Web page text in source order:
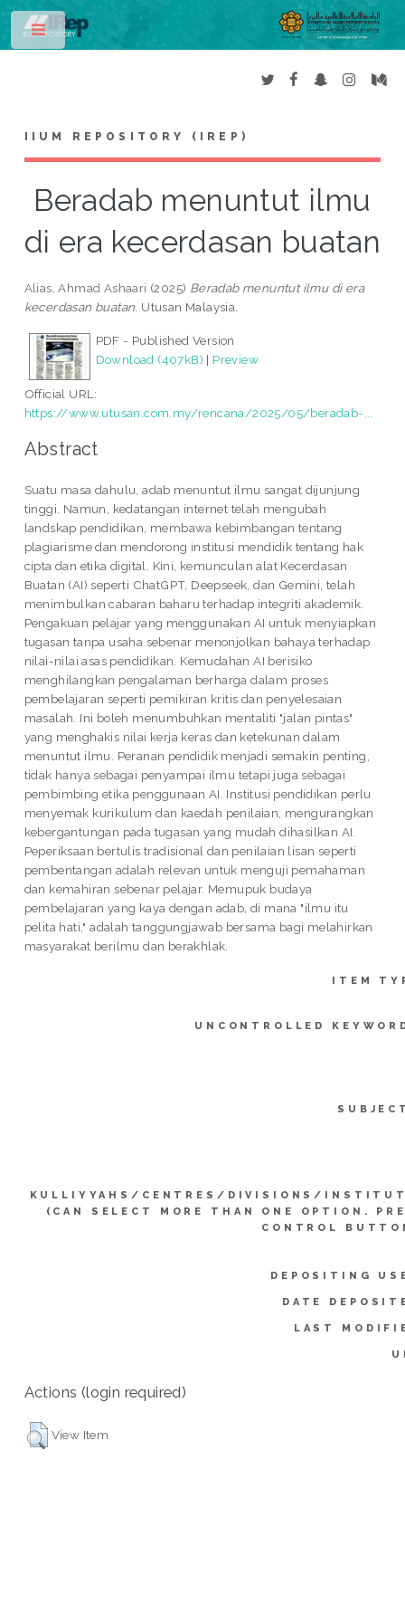
IIUM REPOSITORY (IREP)
Beradab menuntut ilmu
di era kecerdasan buatan
Alias, Ahmad Ashaari (2025) Beradab menuntut ilmu di era
kecerdasan buatan. Utusan Malaysia.
PDF - Published Version
Download (407kB) | Preview
Official URL:
https://www.utusan.com.my/rencana/2025/05/beradab-...
Abstract
Suatu masa dahulu, adab menuntut ilmu sangat dijunjung
tinggi. Namun, kedatangan internet telah mengubah
landskap pendidikan, membawa kebimbangan tentang
plagiarisme dan mendorong institusi mendidik tentang hak
cipta dan etika digital. Kini, kemunculan alat Kecerdasan
Buatan (AI) seperti ChatGPT, Deepseek, dan Gemini, telah
menimbulkan cabaran baharu terhadap integriti akademik.
Pengakuan pelajar yang menggunakan AI untuk menyiapkan
tugasan tanpa usaha sebenar menonjolkan bahaya terhadap
nilai-nilai asas pendidikan. Kemudahan AI berisiko
menghilangkan pengalaman berharga dalam proses
pembelajaran seperti pemikiran kritis dan penyelesaian
masalah. Ini boleh menumbuhkan mentaliti "jalan pintas"
yang menghakis nilai kerja keras dan ketekunan dalam
menuntut ilmu. Peranan pendidik menjadi semakin penting,
tidak hanya sebagai penyampai ilmu tetapi juga sebagai
pembimbing etika penggunaan AI. Institusi pendidikan perlu
menyemak kurikulum dan kaedah penilaian, mengurangkan
kebergantungan pada tugasan yang mudah dihasilkan AI.
Peperiksaan bertulis tradisional dan penilaian lisan seperti
pembentangan adalah relevan untuk menguji pemahaman
dan kemahiran sebenar pelajar. Memupuk budaya
pembelajaran yang kaya dengan adab, di mana "ilmu itu
pelita hati," adalah tanggungjawab bersama bagi melahirkan
masyarakat berilmu dan berakhlak.
ITEM
UNCONTROLLED
KULLIYYAHS/CENTRES/DIVISIONS/
(CAN SELECT MORE THAN ONE OPTION.
CONTROL
DEPOSITING
DATE
LAST
Actions (login required)
View Item
Toggle